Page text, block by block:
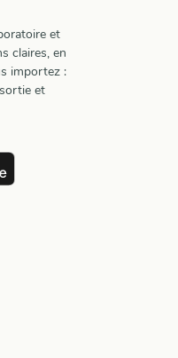
et
claires, en
importez :
et